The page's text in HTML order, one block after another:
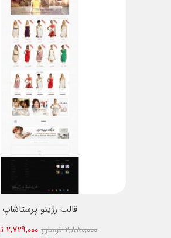
قالب رژینو پرستاشاپ
2,729,000 تومان
2,880,000 تومان